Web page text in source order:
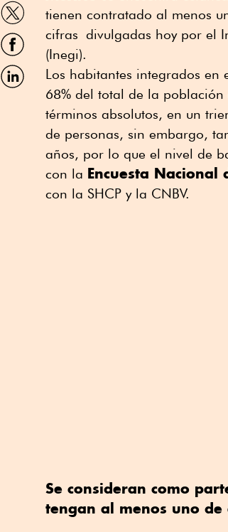
Compartir
por
Twitter
Compartir
por
Facebook
Compartir
por
tienen contratado al menos
cifras divulgadas hoy por el
(Inegi).
Los habitantes integrados en
68% del total de la
términos absolutos, en un
de personas, sin embargo,
años, por lo que el nivel de
con la Encuesta Nacional
con la SHCP y la CNBV.
Se consideran como
tengan al menos uno de